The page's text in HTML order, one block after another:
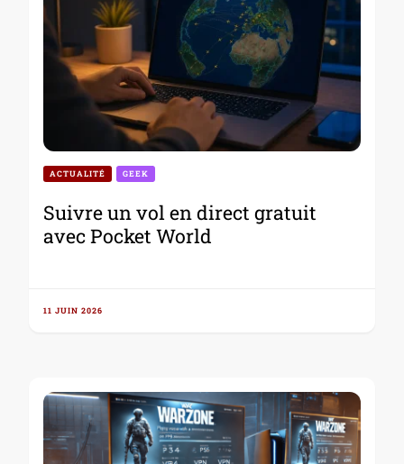
ACTUALITÉ GEEK
Suivre un vol en direct gratuit
avec Pocket World
11 JUIN 2026